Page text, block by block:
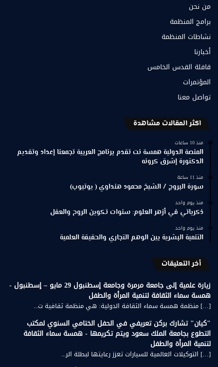
من نحن
برامج المنظمة
نشاطات المنظمة
أخبارنا
قافلة القدس الخامس
المؤتمرات
تواصل معنا
اكثر المقالات مشاهدة
منذ 10 ساعات
المنصة الدولية همسة نت تقدم برنامج العربية تجمعنا إعداد وتقديم
الدكتورة إشرق كرونه
منذ 11 ساعة
سورة البروج / الشيخ محمود هنداوي ( يوتيوب)
منذ يوم واحد
ذكرياتي في أزهر العلوم: سنوات تكوين الروح والعقل
منذ يوم واحد
التنمية البشرية بين الوهم التجاري والحقيقة العلمية
أخر التعليقات
زيارة علمية إلى جامعة مرمرة وجامعة إسطنبول 29 مايو – إسطنبول -
همسة سماء الثقافة لتنمية المرأة والطفل
[…] منظمة همسة سماء الثقافة الدولية: هي منظمة ثقافية ت...
"كيان" تشارك بركن تعريفي في الحفل الختامي السنوي لمكتب
التطوع بجامعة الملك سعود ويتم تكريمها - همسة سماء الثقافة
لتنمية المرأة والطفل
[…] التوكيلات العالمية للسيارات تعزز رعايتها لبطلة الر...